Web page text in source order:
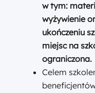
w tym:
wyżywienie
ukończeniu
miejsc na
ograniczona.
Celem